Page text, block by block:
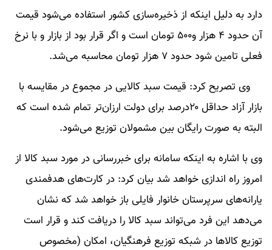
دارد به دلیل اینکه از ذخیره‌سازی کشور استفاده می‌شود قیمت
آن حدود ۴ هزار و۵۰۰ تومان است و اگر قرار بود از بازار و با نرخ
فعلی تامین شود حدود ۷ هزار تومان محاسبه می‌شد.
وی تصریح کرد: قیمت سبد کالایی در مجموع در مقایسه با
بازار آزاد حداقل ۲۰درصد برای دولت ارزان‌تر تمام شده است که
البته به صورت رایگان بین مشمولان توزیع می‌شود.
وی با اشاره به اینکه سامانه برای خبررسانی در مورد سبد کالا از
امروز راه اندازی خواهد شد بیان کرد: در کارت‌های هدفمندی
یارانه‌های سرپرستان خانوار فایلی باز خواهد شد که نشان
می‌دهد این فرد می‌تواند سبد کالا را دریافت کند و قرار است
توزیع کالا‌ها در شبکه توزیع فرهنگیان، امکان (مخصوص